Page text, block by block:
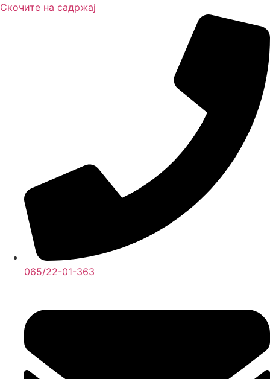
Скочите на садржај
065/22-01-363